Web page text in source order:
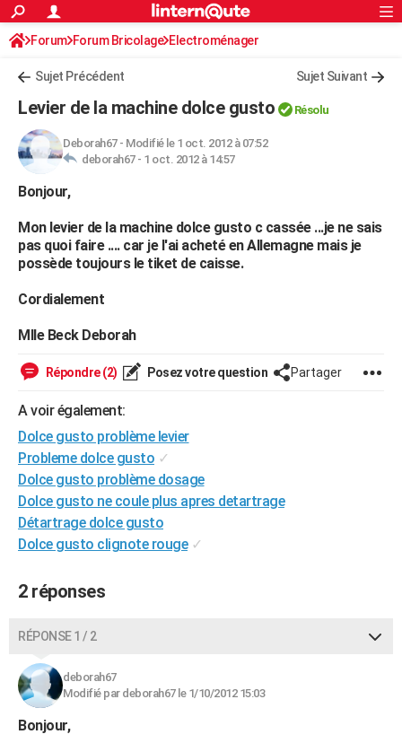
ACTUALITÉS
Politique
Société
Faits Divers
Education
Monde
Villes
+
FINANCE
Retraite
Impôts
Epargne
Immobilier
Risques naturels par ville
Banque
Assurance
Crédit
AUTO
Essais
Réserver un essai
Citadines
Berlines
SUV
Forum auto
+HIGH-TECH
Mobiles
Meilleur smartphone
Internet
Ordinateurs
Jeux vidéo
Guide high-tech
+BRICOLAGE
Forum
Aménagement intérieur
Extérieur
Cuisine
Salle de bains
Jardinage
Rangement
Alimentation
Guide de la santé
Maladies
Médicaments
Sommeil
Destinations
City break
Voyage nature
Voyage de noces
Forum
Climat
+
GUIDES D'ACHAT
BONS PLANS
CARTE DE VOEUX
Dictionnaire
Biographies
Citations
Expressions
Proverbes
PROGRAMME TV
COPAINS D'AVANT
S'inscrire
Se connecter
Lycées
Collèges
Primaires
Universités
Entreprises
Service militaire
Avis de recherche
AVIS DE DÉCÈS
S'inscrire
Connexion
Forum Forum Bricolage Electroménager
Sujet Précédent Sujet Suivant
Levier de la machine dolce gusto Résolu
Deborah67- Modifié le 1 oct. 2012 à 07:52
deborah67 - 1 oct. 2012 à 14:57
Bonjour,
Mon levier de la machine dolce gusto c cassée ...je ne sais
pas quoi faire .... car je l'ai acheté en Allemagne mais je
possède toujours le tiket de caisse.
Cordialement
Mlle Beck Deborah
Répondre (2) Posez votre question Partager
A voir également:
Dolce gusto problème levier
Probleme dolce gusto ✓
Dolce gusto problème dosage
Dolce gusto ne coule plus apres detartrage
Détartrage dolce gusto
Dolce gusto clignote rouge ✓
2 réponses
RÉPONSE 1 / 2
deborah67
Modifié par deborah67 le 1/10/2012 15:03
Bonjour,